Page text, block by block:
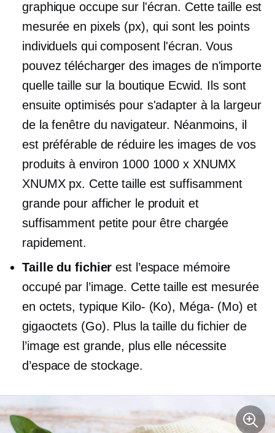
graphique occupe sur l'écran. Cette taille est
mesurée en pixels (px), qui sont les points
individuels qui composent l'écran. Vous
pouvez télécharger des images de n'importe
quelle taille sur la boutique Ecwid. Ils sont
ensuite optimisés pour s'adapter à la largeur
de la fenêtre du navigateur. Néanmoins, il
est préférable de réduire les images de vos
produits à environ 1000 1000 x XNUMX
XNUMX px. Cette taille est suffisamment
grande pour afficher le produit et
suffisamment petite pour être chargée
rapidement.
Taille du fichier est l’espace mémoire
occupé par l’image. Cette taille est mesurée
en octets, typique Kilo- (Ko), Méga- (Mo) et
gigaoctets (Go). Plus la taille du fichier de
l’image est grande, plus elle nécessite
d’espace de stockage.